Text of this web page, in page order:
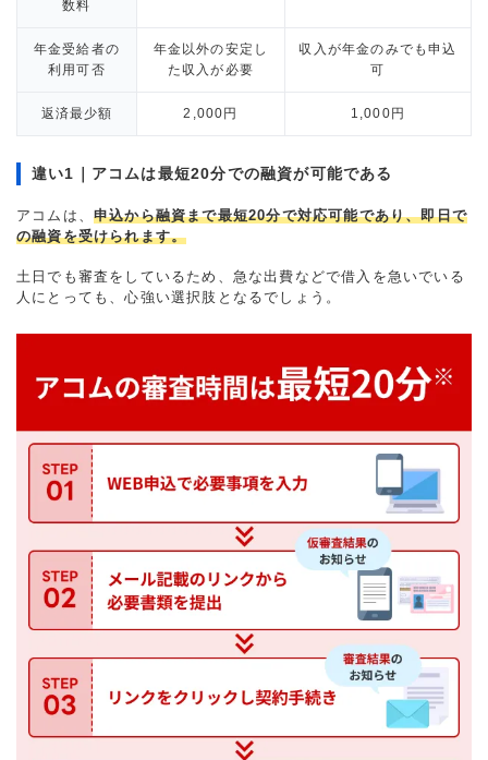
数料
年金受給者の
利用可否
年金以外の安定し
た収入が必要
収入が年金のみでも申込
可
返済最少額 2,000円 1,000円
違い1｜アコムは最短20分での融資が可能である
アコムは、 申込から融資まで最短20分で対応可能であり、即日で
の融資を受けられます。
土日でも審査をしているため、急な出費などで借入を急いでいる
人にとっても、心強い選択肢となるでしょう。